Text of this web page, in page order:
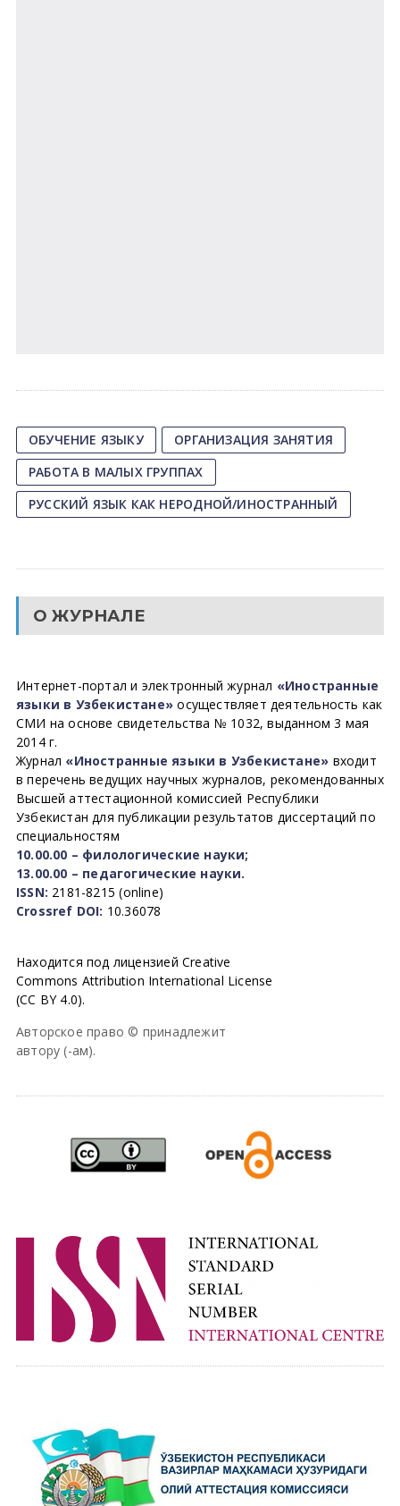
ОБУЧЕНИЕ ЯЗЫКУ
ОРГАНИЗАЦИЯ ЗАНЯТИЯ
РАБОТА В МАЛЫХ ГРУППАХ
РУССКИЙ ЯЗЫК КАК НЕРОДНОЙ/ИНОСТРАННЫЙ
О ЖУРНАЛЕ
Интернет-портал и электронный журнал «Иностранные
языки в Узбекистане» осуществляет деятельность как
СМИ на основе свидетельства № 1032, выданном 3 мая
2014 г.
Журнал «Иностранные языки в Узбекистане» входит
в перечень ведущих научных журналов, рекомендованных
Высшей аттестационной комиссией Республики
Узбекистан для публикации результатов диссертаций по
специальностям
10.00.00 – филологические науки;
13.00.00 – педагогические науки.
ISSN: 2181-8215 (online)
Crossref DOI: 10.36078
Находится под лицензией Creative
Commons Attribution International License
(CC BY 4.0).
Авторское право © принадлежит
автору (-ам).